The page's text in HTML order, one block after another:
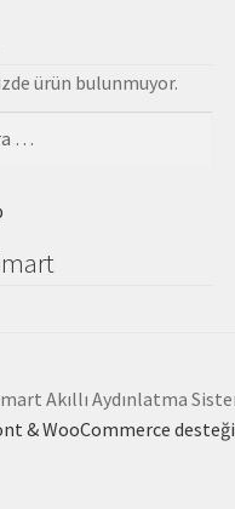
ürün bulunmuyor.
Akıllı Aydınlatma
& WooCommerce